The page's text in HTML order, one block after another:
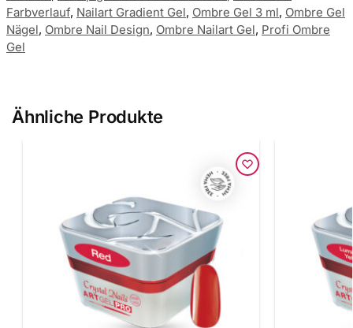
Farbverlauf, Nailart Gradient Gel, Ombre Gel 3 ml, Ombre Gel
Nägel, Ombre Nail Design, Ombre Nailart Gel, Profi Ombre
Gel
Ähnliche Produkte